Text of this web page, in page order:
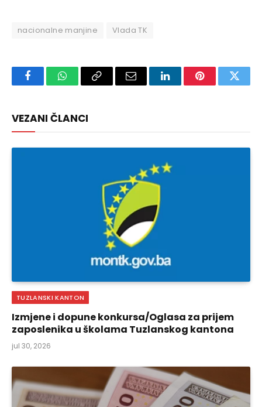
nacionalne manjine Vlada TK
FacebookWhatsAppCopy
Email LinkedInPinterest
VEZANI ČLANCI
TUZLANSKI KANTON
Izmjene i dopune konkursa/Oglasa za prijem
zaposlenika u školama Tuzlanskog kantona
jul 30, 2026